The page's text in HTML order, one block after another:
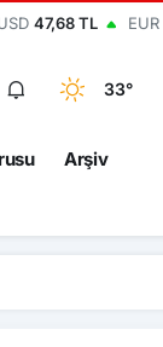
47,68 TL EUR
33°
Arşiv